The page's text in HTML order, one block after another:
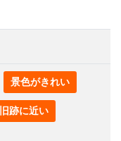
景色がきれい
跡に近い